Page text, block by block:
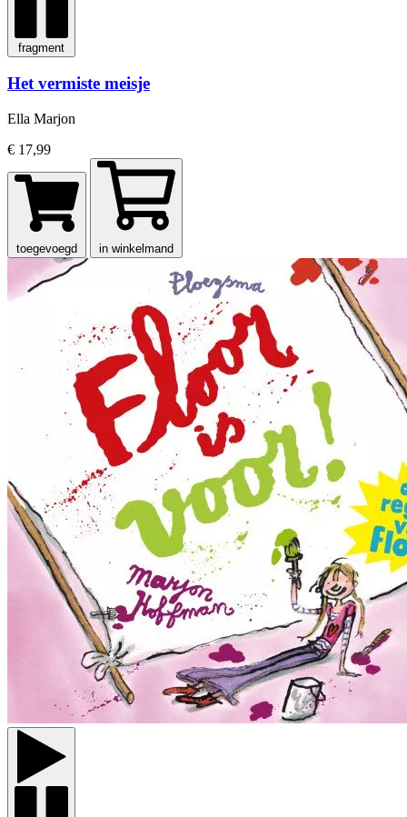
fragment
Het vermiste meisje
Ella Marjon
€ 17,99
toegevoegd in winkelmand